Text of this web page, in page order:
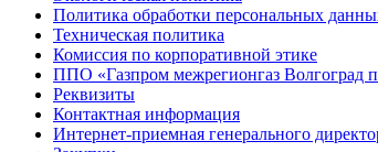
Политика обработки персональных
Техническая политика
Комиссия по корпоративной этике
ППО «Газпром межрегионгаз Волгоград
Реквизиты
Контактная информация
Интернет-приемная генерального